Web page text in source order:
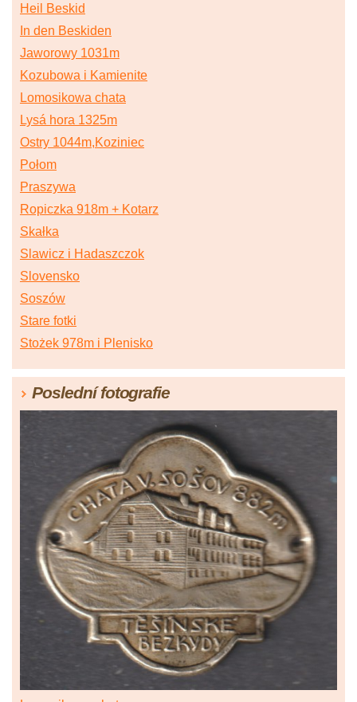
Heil Beskid
In den Beskiden
Jaworowy 1031m
Kozubowa i Kamienite
Lomosikowa chata
Lysá hora 1325m
Ostry 1044m,Koziniec
Połom
Praszywa
Ropiczka 918m + Kotarz
Skałka
Slawicz i Hadaszczok
Slovensko
Soszów
Stare fotki
Stożek 978m i Plenisko
Poslední fotografie